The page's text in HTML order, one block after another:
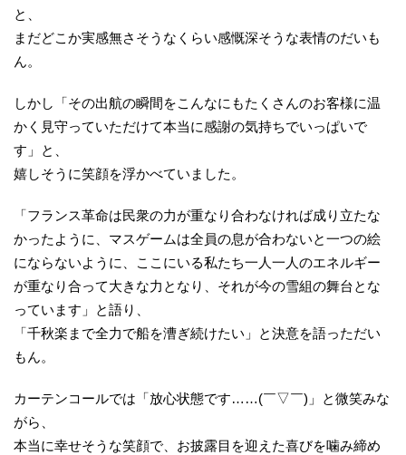
と、
まだどこか実感無さそうなくらい感慨深そうな表情のだいも
ん。
しかし「その出航の瞬間をこんなにもたくさんのお客様に温
かく見守っていただけて本当に感謝の気持ちでいっぱいで
す」と、
嬉しそうに笑顔を浮かべていました。
「フランス革命は民衆の力が重なり合わなければ成り立たな
かったように、マスゲームは全員の息が合わないと一つの絵
にならないように、ここにいる私たち一人一人のエネルギー
が重なり合って大きな力となり、それが今の雪組の舞台とな
っています」と語り、
「千秋楽まで全力で船を漕ぎ続けたい」と決意を語っただい
もん。
カーテンコールでは「放心状態です……(￣▽￣)」と微笑みな
がら、
本当に幸せそうな笑顔で、お披露目を迎えた喜びを噛み締め